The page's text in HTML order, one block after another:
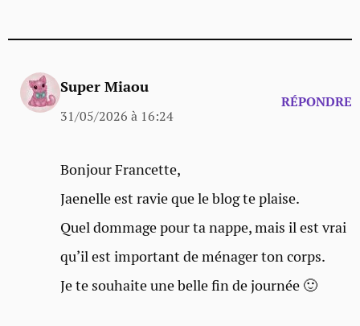
Super Miaou
31/05/2026 à 16:24
RÉPONDRE
Bonjour Francette,
Jaenelle est ravie que le blog te plaise.
Quel dommage pour ta nappe, mais il est vrai
qu’il est important de ménager ton corps.
Je te souhaite une belle fin de journée 🙂